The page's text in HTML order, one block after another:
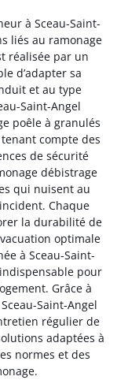
à Sceau-Saint-
liés au ramonage
réalisée par un
d’adapter sa
et au type
Saint-Angel
poêle à granulés
compte des
de sécurité
débistrage
qui nuisent au
Chaque
la durabilité de
optimale
à Sceau-Saint-
pour
Grâce à
Saint-Angel
régulier de
adaptées à
normes et des